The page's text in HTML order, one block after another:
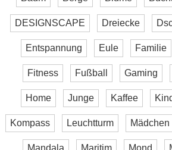
DESIGNSCAPE Dreiecke
Entspannung Eule Familie
Fitness Fußball Gaming
Home Junge Kaffee
Kompass Leuchtturm Mädchen
Mandala Maritim Mond